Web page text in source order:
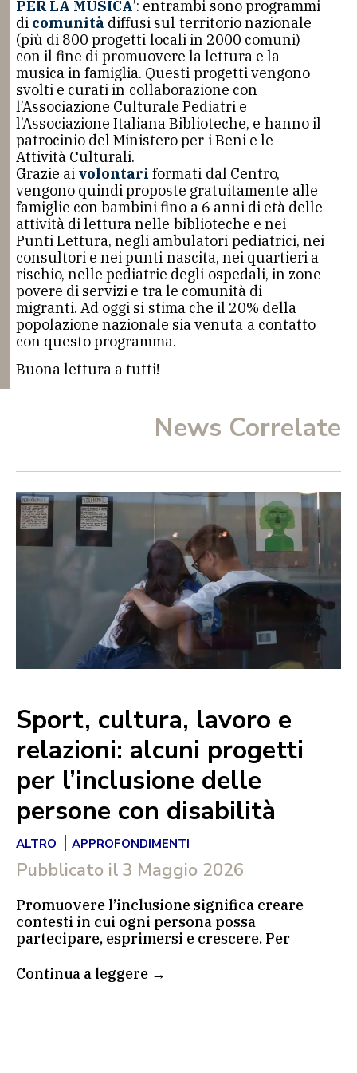
PER LA MUSICA’: entrambi sono programmi
di comunità diffusi sul territorio nazionale
(più di 800 progetti locali in 2000 comuni)
con il fine di promuovere la lettura e la
musica in famiglia. Questi progetti vengono
svolti e curati in collaborazione con
l’Associazione Culturale Pediatri e
l’Associazione Italiana Biblioteche, e hanno il
patrocinio del Ministero per i Beni e le
Attività Culturali.
Grazie ai volontari formati dal Centro,
vengono quindi proposte gratuitamente alle
famiglie con bambini fino a 6 anni di età delle
attività di lettura nelle biblioteche e nei
Punti Lettura, negli ambulatori pediatrici, nei
consultori e nei punti nascita, nei quartieri a
rischio, nelle pediatrie degli ospedali, in zone
povere di servizi e tra le comunità di
migranti. Ad oggi si stima che il 20% della
popolazione nazionale sia venuta a contatto
con questo programma.
Buona lettura a tutti!
News Correlate
Sport, cultura, lavoro e
relazioni: alcuni progetti
per l’inclusione delle
persone con disabilità
ALTRO | APPROFONDIMENTI
Pubblicato il 3 Maggio 2026
Promuovere l’inclusione significa creare
contesti in cui ogni persona possa
partecipare, esprimersi e crescere. Per
Fondazione Pietro Pittini questo impegno si
traduce nel sostegno a progetti diversi tra
Continua a leggere →